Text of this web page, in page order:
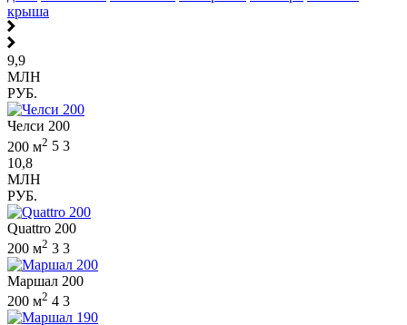
крыша
9,9
МЛН
РУБ.
Челси 200
200 м2 5 3
10,8
МЛН
РУБ.
Quattro 200
200 м2 3 3
Маршал 200
200 м2 4 3